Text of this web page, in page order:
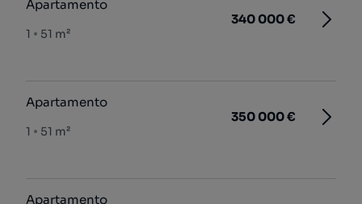
Apartamento
1 51 m²
340 000 €
Apartamento
1 51 m²
350 000 €
Apartamento